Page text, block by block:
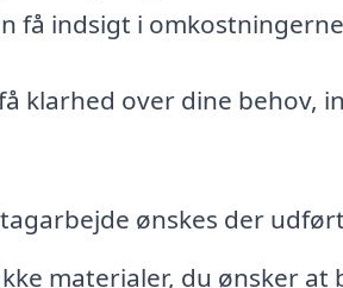
få indsigt i
klarhed over dine behov,
ønskes der
materialer, du ønsker at